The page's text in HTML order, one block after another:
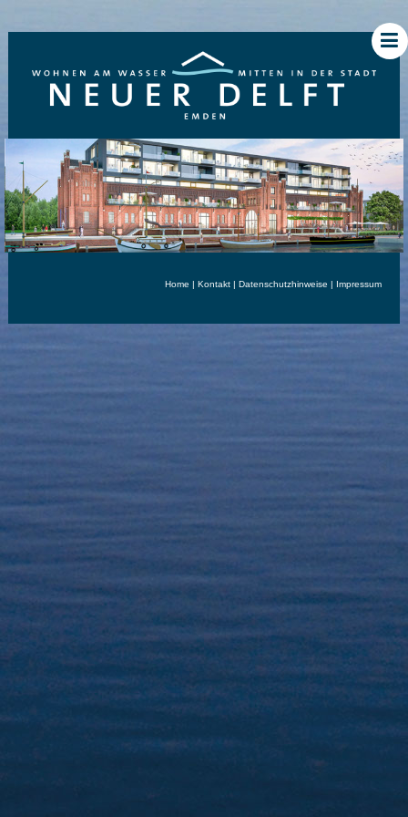
Home |Kontakt |Datenschutzhinweise | Impressum